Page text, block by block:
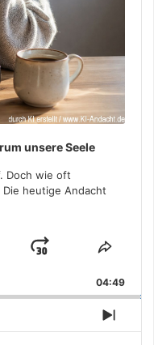
unsere Seele
Doch wie oft
heutige Andacht
Jump
Forward
Share
04:49
Next